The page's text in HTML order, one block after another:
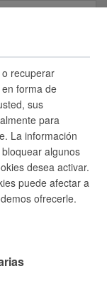
recuperar
forma de
sus
para
La información
algunos
desea activar.
puede afectar a
ofrecerle.